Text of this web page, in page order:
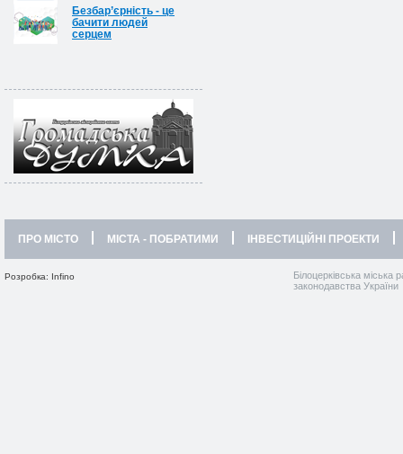
Безбар’єрність - це
бачити людей
серцем
ПРО МІСТО МІСТА - ПОБРАТИМИ ІНВЕСТИЦІЙНІ ПРОЕКТИ
Розробка: Infino
Білоцерківська міська
законодавства України